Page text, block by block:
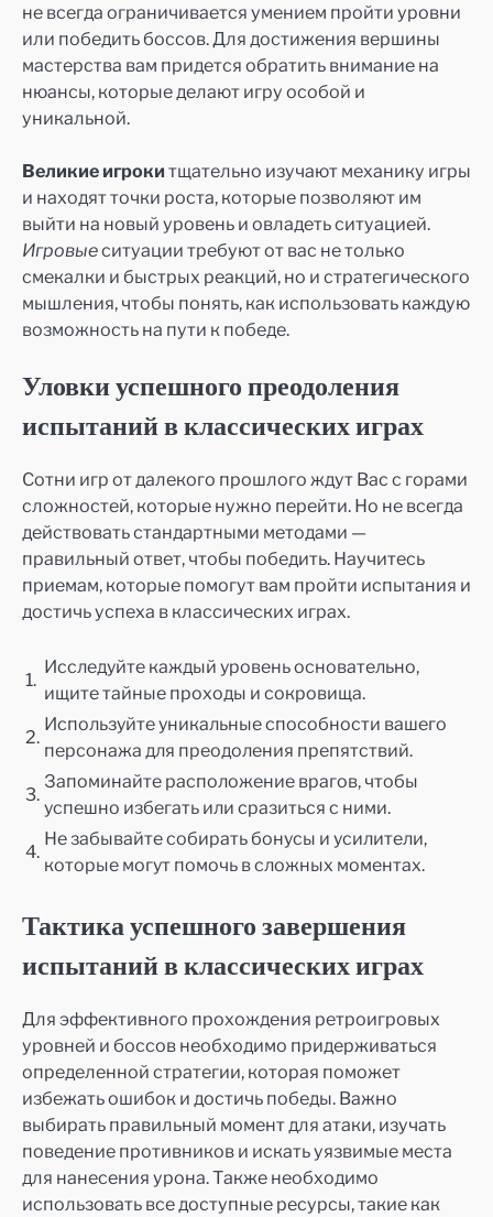
не всегда ограничивается умением пройти уровни
или победить боссов. Для достижения вершины
мастерства вам придется обратить внимание на
нюансы, которые делают игру особой и
уникальной.
Великие игроки тщательно изучают механику игры
и находят точки роста, которые позволяют им
выйти на новый уровень и овладеть ситуацией.
Игровыеситуации требуют от вас не только
смекалки и быстрых реакций, но и стратегического
мышления, чтобы понять, как использовать каждую
возможность на пути к победе.
Уловки успешного преодоления
испытаний в классических играх
Сотни игр от далекого прошлого ждут Вас с горами
сложностей, которые нужно перейти. Но не всегда
действовать стандартными методами —
правильный ответ, чтобы победить. Научитесь
приемам, которые помогут вам пройти испытания и
достичь успеха в классических играх.
1.
Исследуйте каждый уровень основательно,
ищите тайные проходы и сокровища.
2.
Используйте уникальные способности вашего
персонажа для преодоления препятствий.
3.
Запоминайте расположение врагов, чтобы
успешно избегать или сразиться с ними.
4.
Не забывайте собирать бонусы и усилители,
которые могут помочь в сложных моментах.
Тактика успешного завершения
испытаний в классических играх
Для эффективного прохождения ретроигровых
уровней и боссов необходимо придерживаться
определенной стратегии, которая поможет
избежать ошибок и достичь победы. Важно
выбирать правильный момент для атаки, изучать
поведение противников и искать уязвимые места
для нанесения урона. Также необходимо
использовать все доступные ресурсы, такие как